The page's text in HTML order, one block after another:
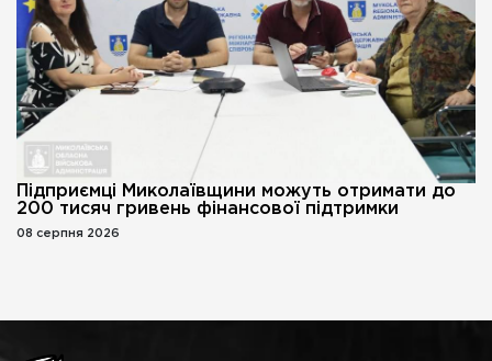
Підприємці Миколаївщини можуть отримати до
200 тисяч гривень фінансової підтримки
08 серпня 2026